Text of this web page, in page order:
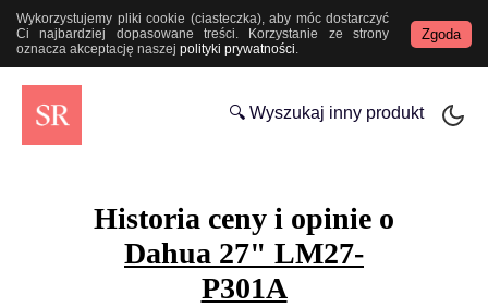
Wykorzystujemy pliki cookie (ciasteczka), aby móc dostarczyć
Ci najbardziej dopasowane treści. Korzystanie ze strony
oznacza akceptację naszej polityki prywatności.
Zgoda
🔍 Wyszukaj inny produkt
Historia ceny i opinie o
Dahua 27" LM27-
P301A